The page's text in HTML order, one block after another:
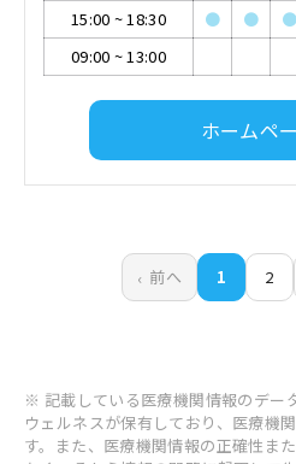
15:00 ~18:30 ● ● ●
09:00 ~13:00
ホームペ
前へ 1 2
※ 記載している医療機関情報のデー
ウェルネスが保有しており、医療機
す。また、医療機関情報の正確性ま